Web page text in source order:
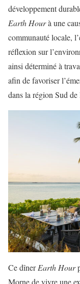
développement
Earth Hourà une
communauté locale,
réflexion sur
ainsi déterminé à
afin de favoriser
dans la région Sud de
Ce dînerEarth Hour